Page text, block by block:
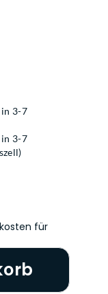
3-7
3-7
für